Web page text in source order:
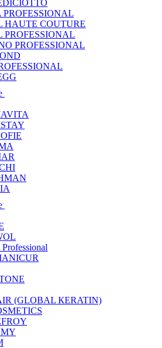
PROFESSIONAL
HAUTE COUTURE
PROFESSIONAL
PROFESSIONAL
(GLOBAL КЕRATIN)